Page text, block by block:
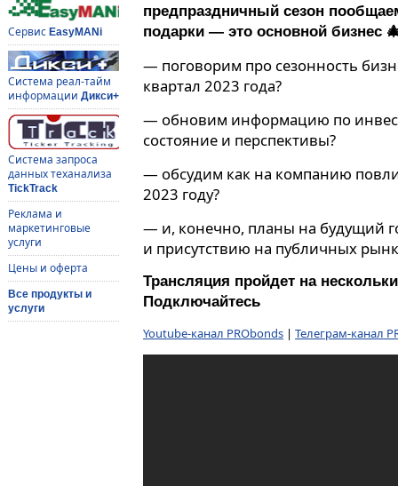
Сервис EasyMANi
Система реал-тайм
информации Дикси+
Система запроса
данных теханализа
TickTrack
Реклама и
маркетинговые
услуги
Цены и оферта
Все продукты и
услуги
предпраздничный сезон
подарки — это основной бизнес
— поговорим про сезонность
квартал 2023 года?
— обновим информацию по
состояние и перспективы?
— обсудим как на компанию
2023 году?
— и, конечно, планы на будущий
и присутствию на публичных
Трансляция пройдет на
Подключайтесь
Youtube-канал PRObonds | Телеграм-канал